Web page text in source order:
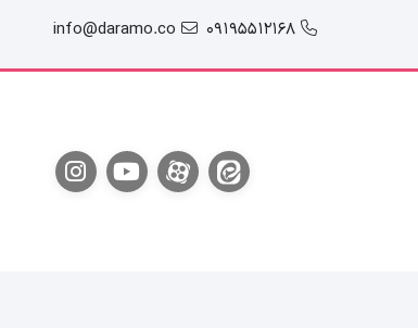
09195512168
info@daramo.co